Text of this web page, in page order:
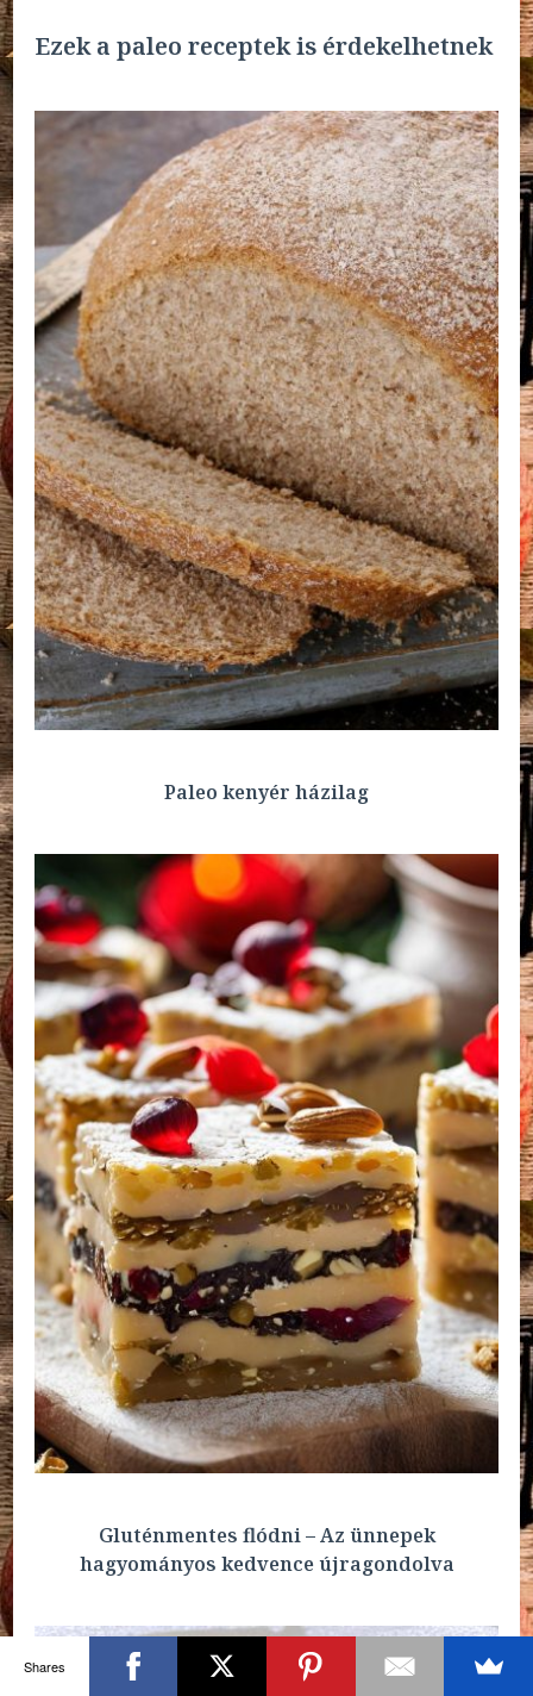
Ezek a paleo receptek is érdekelhetnek
Paleo kenyér házilag
Gluténmentes flódni – Az ünnepek
hagyományos kedvence újragondolva
Shares